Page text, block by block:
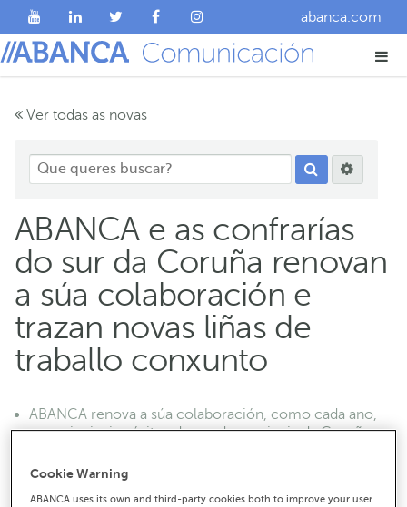
abanca.com
Ver todas as novas
ABANCA e as confrarías
do sur da Coruña renovan
a súa colaboración e
trazan novas liñas de
traballo conxunto
ABANCA renova a súa colaboración, como cada ano,
cos principais pósitos do sur da provincia da Coruña
xeracional, a sostibilidade, a renovación da frota e o
financiamento para situacións de baixa produción
Cookie Warning
ABANCA uses its own and third-party cookies both to improve your user